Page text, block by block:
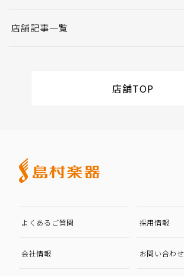
店舗記事一覧
店舗TOP
よくあるご質問 採用情報
会社情報 お問い合わせ